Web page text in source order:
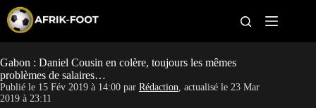
p
o
c
o
CAN féminine
Gabon : Daniel Cousin en colère, toujours les mêmes
problèmes de salaires…
Publié le 15 Fév 2019 à 14:00 par Rédaction, actualisé le 23 Mar
2019 à 23:11